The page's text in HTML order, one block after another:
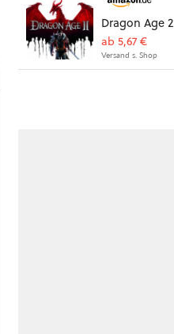
Dragon Age 2
ab 5,67 €
Versand s. Shop